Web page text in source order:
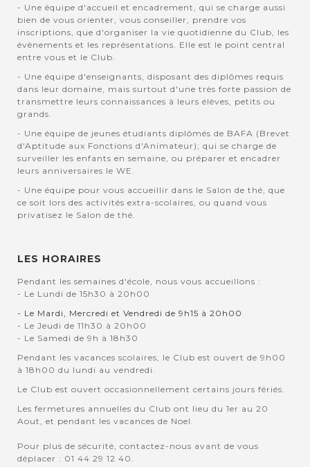
- Une équipe d'accueil et encadrement, qui se charge aussi
bien de vous orienter, vous conseiller, prendre vos
inscriptions, que d'organiser la vie quotidienne du Club, les
évènements et les représentations. Elle est le point central
entre vous et le Club.
- Une équipe d'enseignants, disposant des diplômes requis
dans leur domaine, mais surtout d'une très forte passion de
transmettre leurs connaissances à leurs élèves, petits ou
grands.
- Une équipe de jeunes étudiants diplômés de BAFA (Brevet
d'Aptitude aux Fonctions d'Animateur); qui se charge de
surveiller les enfants en semaine, ou préparer et encadrer
leurs anniversaires le WE.
- Une équipe pour vous accueillir dans le Salon de thé, que
ce soit lors des activités extra-scolaires, ou quand vous
privatisez le Salon de thé.
LES HORAIRES
Pendant les semaines d'école, nous vous accueillons :
- Le Lundi de 15h30 à 20h00
- Le Mardi, Mercredi et Vendredi de 9h15 à 20h00
- Le Jeudi de 11h30 à 20h00
- Le Samedi de 9h à 18h30
Pendant les vacances scolaires, le Club est ouvert de 9h00
à 18h00 du lundi au vendredi.
Le Club est ouvert occasionnellement certains jours fériés.
Les fermetures annuelles du Club ont lieu du 1er au 20
Aout, et pendant les vacances de Noel.
Pour plus de sécurité, contactez-nous avant de vous
déplacer : 01 44 29 12 40.